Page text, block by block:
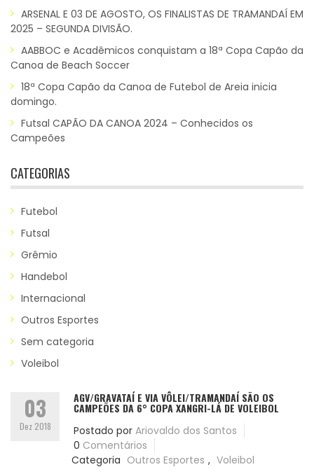
ARSENAL E 03 DE AGOSTO, OS FINALISTAS DE TRAMANDAÍ EM
2025 – SEGUNDA DIVISÃO.
AABBOC e Acadêmicos conquistam a 18ª Copa Capão da
Canoa de Beach Soccer
18ª Copa Capão da Canoa de Futebol de Areia inicia
domingo.
Futsal CAPÃO DA CANOA 2024 – Conhecidos os
Campeões
CATEGORIAS
Futebol
Futsal
Grêmio
Handebol
Internacional
Outros Esportes
Sem categoria
Voleibol
03
Dez 2018
AGV/GRAVATAÍ E VIA VÔLEI/TRAMANDAÍ SÃO OS
CAMPEÕES DA 6° COPA XANGRI-LÁ DE VOLEIBOL
Postado por Ariovaldo dos Santos
0 Comentários
Categoria Outros Esportes , Voleibol